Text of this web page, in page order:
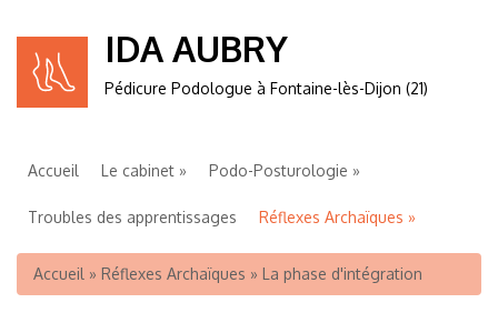
IDA AUBRY
Pédicure Podologue à Fontaine-lès-Dijon (21)
Accueil Le cabinet Podo-Posturologie
Troubles des apprentissages Réflexes Archaïques
K-Taping Réflexologie plantaire Pédicurie Pratique
Vous êtes ici
Accueil » Réflexes Archaïques » La phase d'intégration